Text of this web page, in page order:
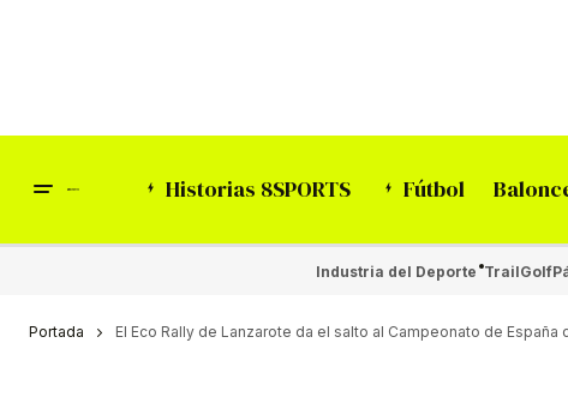
Historias 8SPORTS Fútbol
Industria del Deporte TrailGolf
Portada El Eco Rally de Lanzarote da el salto al Campeonato de España